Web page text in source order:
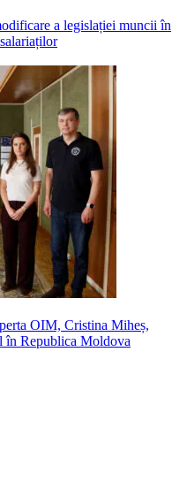
a legislației muncii în
OIM, Cristina Miheș,
în Republica Moldova